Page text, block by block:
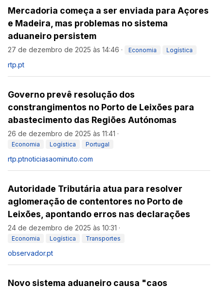
Mercadoria começa a ser enviada para Açores
e Madeira, mas problemas no sistema
aduaneiro persistem
27 de dezembro de 2025 às 14:46 · Economia Logística
rtp.pt
Governo prevê resolução dos
constrangimentos no Porto de Leixões para
abastecimento das Regiões Autónomas
26 de dezembro de 2025 às 11:41 ·
Economia Logística Portugal
rtp.ptnoticiasaominuto.com
Autoridade Tributária atua para resolver
aglomeração de contentores no Porto de
Leixões, apontando erros nas declarações
24 de dezembro de 2025 às 10:31 ·
Economia Logística Transportes
observador.pt
Novo sistema aduaneiro causa "caos